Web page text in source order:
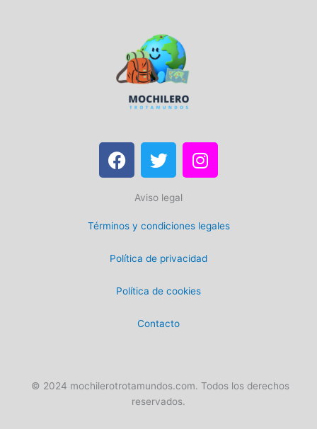
F
a
b
o
T
w
t
t
r
I
n
a
g
r
m
Aviso legal
Términos y condiciones legales
Política de privacidad
Política de cookies
Contacto
© 2024 mochilerotrotamundos.com. Todos los derechos
reservados.